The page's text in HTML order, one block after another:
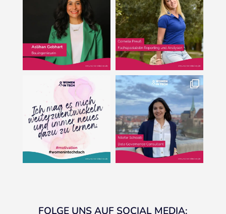
FOLGE UNS AUF SOCIAL MEDIA: